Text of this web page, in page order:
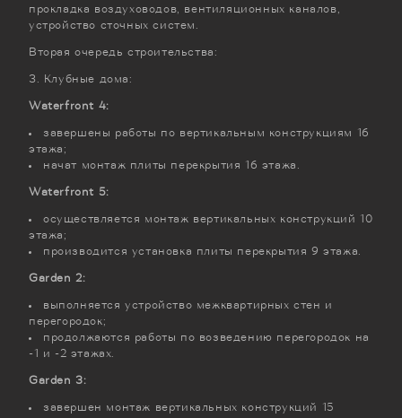
прокладка воздуховодов, вентиляционных каналов,
устройство сточных систем.
Вторая очередь строительства:
Клубные дома:
Waterfront 4:
завершены работы по вертикальным конструкциям 16
этажа;
начат монтаж плиты перекрытия 16 этажа.
Waterfront 5:
осуществляется монтаж вертикальных конструкций 10
этажа;
производится установка плиты перекрытия 9 этажа.
Garden 2:
выполняется устройство межквартирных стен и
перегородок;
продолжаются работы по возведению перегородок на
-1 и -2 этажах.
Garden 3:
завершен монтаж вертикальных конструкций 15